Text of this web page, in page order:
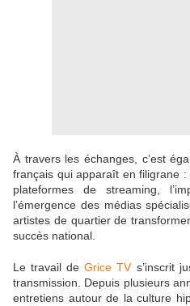
À travers les échanges, c’est
français qui apparaît en filigrane
plateformes de streaming,
l’émergence des médias
artistes de quartier de
succès national.
Le travail deGrice TVs’inscrit
transmission. Depuis plusieurs
entretiens autour de la culture